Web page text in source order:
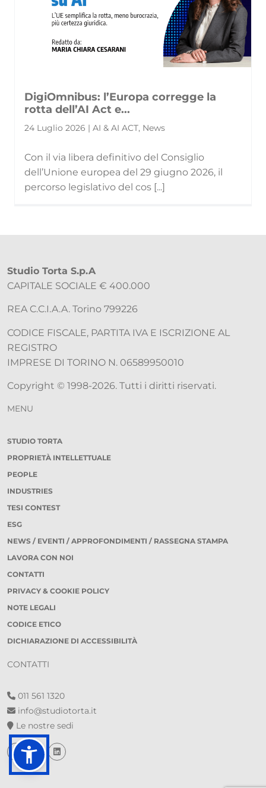
DigiOmnibus: l’Europa corregge la
rotta dell’AI Act e...
24 Luglio 2026 | AI & AI ACT, News
Con il via libera definitivo del Consiglio
dell’Unione europea del 29 giugno 2026, il
percorso legislativo del cos [...]
Studio Torta S.p.A
CAPITALE SOCIALE € 400.000
REA C.C.I.A.A. Torino 799226
CODICE FISCALE, PARTITA IVA E ISCRIZIONE AL
REGISTRO
IMPRESE DI TORINO N. 06589950010
Copyright © 1998-2026. Tutti i diritti riservati.
MENU
STUDIO TORTA
PROPRIETÀ INTELLETTUALE
PEOPLE
INDUSTRIES
TESI CONTEST
ESG
NEWS / EVENTI / APPROFONDIMENTI / RASSEGNA STAMPA
LAVORA CON NOI
CONTATTI
PRIVACY & COOKIE POLICY
NOTE LEGALI
CODICE ETICO
DICHIARAZIONE DI ACCESSIBILITÀ
CONTATTI
011 561 1320
info@studiotorta.it
Le nostre sedi